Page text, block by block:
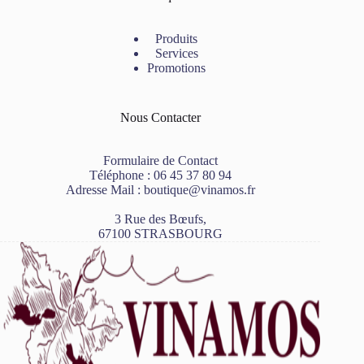
Produits
Services
Promotions
Nous Contacter
Formulaire de Contact
Téléphone : 06 45 37 80 94
Adresse Mail : boutique@vinamos.fr
3 Rue des Bœufs,
67100 STRASBOURG